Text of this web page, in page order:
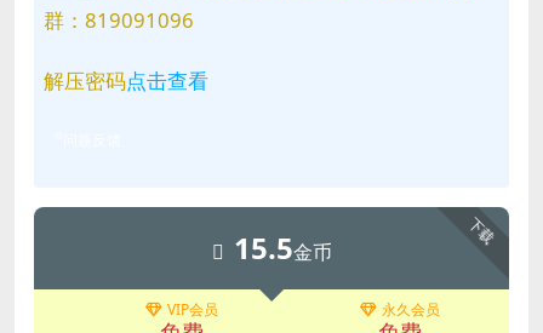
群：819091096
解压密码点击查看
下载
15.5金币
VIP会员 永久会员